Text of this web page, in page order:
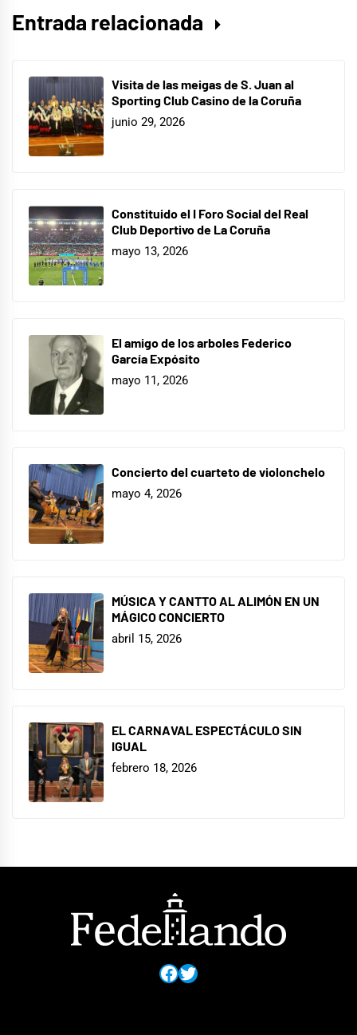
Entrada relacionada
Visita de las meigas de S. Juan al
Sporting Club Casino de la Coruña
junio 29, 2026
Constituido el I Foro Social del Real
Club Deportivo de La Coruña
mayo 13, 2026
El amigo de los arboles Federico
García Expósito
mayo 11, 2026
Concierto del cuarteto de violonchelo
mayo 4, 2026
MÚSICA Y CANTTO AL ALIMÓN EN UN
MÁGICO CONCIERTO
abril 15, 2026
EL CARNAVAL ESPECTÁCULO SIN
IGUAL
febrero 18, 2026
Facebook
Twitter